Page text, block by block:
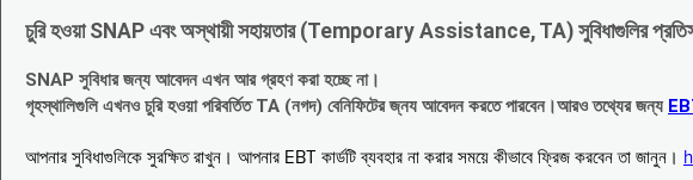
চুরি হওয়া SNAP এবং অস্থায়ী সহায়তার (Temporary Assistance, TA) সুবিধাগুলির
SNAP সুবিধার জন্য আবেদন এখন আর গ্রহণ করা হচ্ছে না।
গৃহস্থালিগুলি এখনও চুরি হওয়া পরিবর্তিত TA (নগদ) বেনিফিটের জ্নয আবেদন করতে পারবেন।আরও তথ্যের জন্য
আপনার সুবিধাগুলিকে সুরক্ষিত রাখুন। আপনার EBT কার্ডটি ব্যবহার না করার সময়ে কীভাবে ফ্রিজ করবেন তা জানুন।